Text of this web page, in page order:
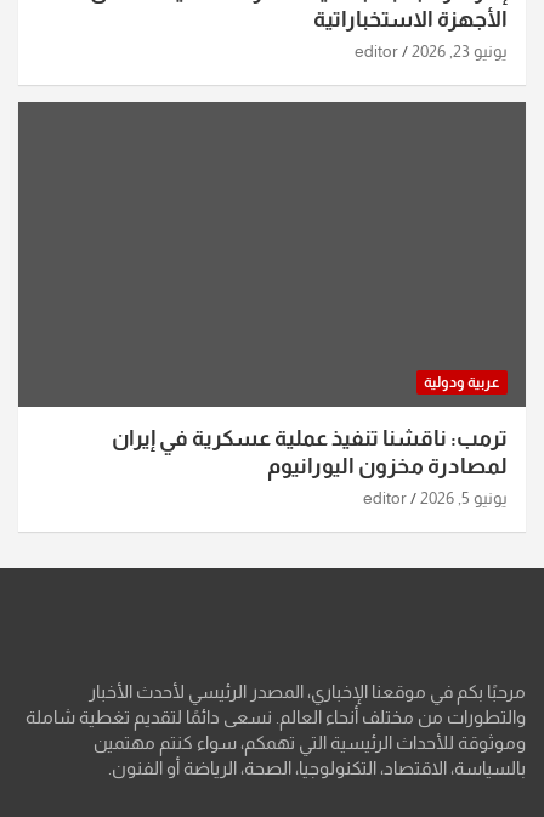
الأجهزة الاستخباراتية
يونيو 23, 2026 editor
عربية ودولية
ترمب: ناقشنا تنفيذ عملية عسكرية في إيران
لمصادرة مخزون اليورانيوم
يونيو 5, 2026 editor
مرحبًا بكم في موقعنا الإخباري، المصدر الرئيسي لأحدث الأخبار
والتطورات من مختلف أنحاء العالم. نسعى دائمًا لتقديم تغطية شاملة
وموثوقة للأحداث الرئيسية التي تهمكم، سواء كنتم مهتمين
بالسياسة، الاقتصاد، التكنولوجيا، الصحة، الرياضة أو الفنون.